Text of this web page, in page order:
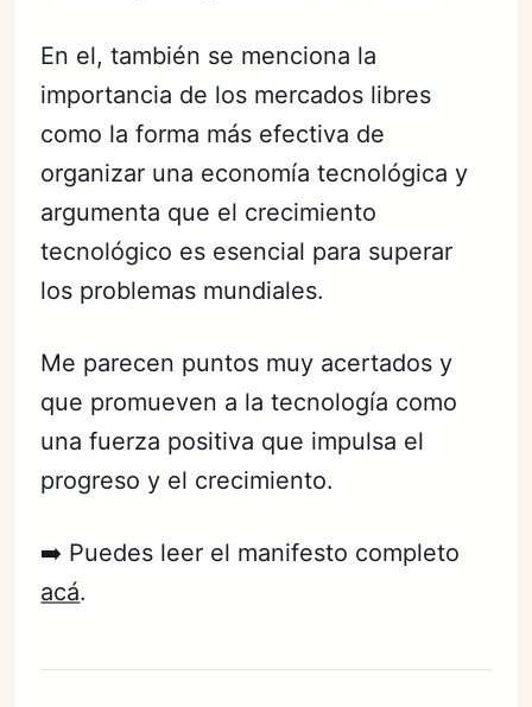
En el, también se menciona la
importancia de los mercados libres
como la forma más efectiva de
organizar una economía tecnológica y
argumenta que el crecimiento
tecnológico es esencial para superar
los problemas mundiales.
Me parecen puntos muy acertados y
que promueven a la tecnología como
una fuerza positiva que impulsa el
progreso y el crecimiento.
➡️ Puedes leer el manifesto completo
acá.